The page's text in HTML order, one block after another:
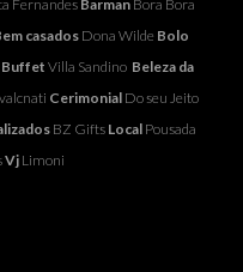
FernandesBarman Bora Bora
casados Dona Wilde Bolo
Buffet Villa Sandino Beleza da
Cerimonial Do seu Jeito
BZ Gifts Local Pousada
Vj Limoni